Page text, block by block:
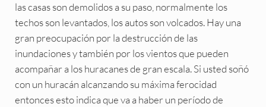
las casas son demolidos a su paso, normalmente los
techos son levantados, los autos son volcados. Hay una
gran preocupación por la destrucción de las
inundaciones y también por los vientos que pueden
acompañar a los huracanes de gran escala. Si usted soñó
con un huracán alcanzando su máxima ferocidad
entonces esto indica que va a haber un período de